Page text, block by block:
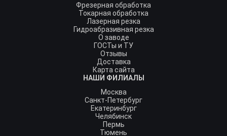
Фрезерная обработка
Токарная обработка
Лазерная резка
Гидроабразивная резка
О заводе
ГОСТы и ТУ
Отзывы
Доставка
Карта сайта
НАШИ ФИЛИАЛЫ
Москва
Санкт-Петербург
Екатеринбург
Челябинск
Пермь
Тюмень